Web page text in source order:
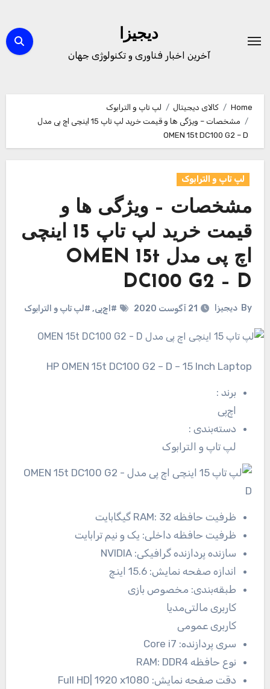
content
دیجیزا
آخرین اخبار فناوری و تکنولوژی جهان
Home کالای دیجیتال
لپ تاپ و الترابوک
مشخصات – ویژگی ها و قیمت خرید لپ تاپ 15 اینچی اچ پی مدل
OMEN 15t DC100 G2 – D
لپ تاپ و الترابوک
مشخصات – ویژگی ها و
قیمت خرید لپ تاپ 15 اینچی
اچ پی مدل OMEN 15t
DC100 G2 – D
By دیجیزا 21 آگوست 2020 #اچ‌پی, #لپ تاپ و الترابوک
HP OMEN 15t DC100 G2 – D – 15 Inch Laptop
برند:
اچ‌پی
دسته‌بندی:
لپ تاپ و الترابوک
ظرفیت حافظه RAM: 32 گیگابایت
ظرفیت حافظه داخلی: یک و نیم ترابایت
سازنده پردازنده گرافیکی: NVIDIA
اندازه صفحه نمایش: 15.6 اینچ
طبقه‌بندی: مخصوص بازی
کاربری مالتی‌مدیا
کاربری عمومی
سری پردازنده: Core i7
نوع حافظه RAM: DDR4
دقت صفحه نمایش: Full HD| 1920 x1080